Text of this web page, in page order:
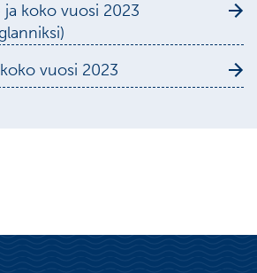
ja koko vuosi 2023
vuosi 2023